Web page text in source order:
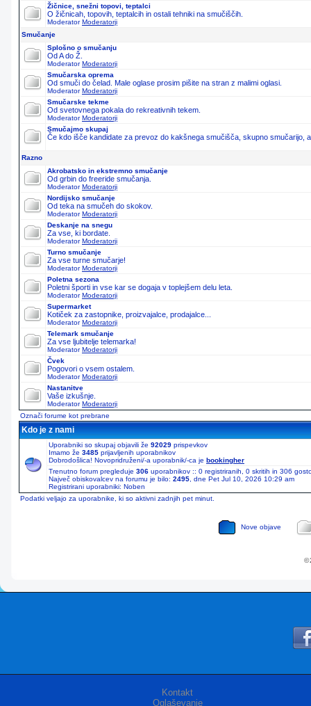
Žičnice, snežni topovi, teptalci
O žičnicah, topovih, teptalcih in ostali tehniki na smučiščih.
ModeratorModeratorji
Smučanje
Splošno o smučanju
Od A do Ž.
ModeratorModeratorji
Smučarska oprema
Od smuči do čelad. Male oglase prosim pišite na stran z malimi oglasi.
ModeratorModeratorji
Smučarske tekme
Od svetovnega pokala do rekreativnih tekem.
ModeratorModeratorji
Smučajmo skupaj
Če kdo išče kandidate za prevoz do kakšnega smučišča, skupno smučarijo,
Razno
Akrobatsko in ekstremno smučanje
Od grbin do freeride smučanja.
ModeratorModeratorji
Nordijsko smučanje
Od teka na smučeh do skokov.
ModeratorModeratorji
Deskanje na snegu
Za vse, ki bordate.
ModeratorModeratorji
Turno smučanje
Za vse turne smučarje!
ModeratorModeratorji
Poletna sezona
Poletni športi in vse kar se dogaja v toplejšem delu leta.
ModeratorModeratorji
Supermarket
Kotiček za zastopnike, proizvajalce, prodajalce...
ModeratorModeratorji
Telemark smučanje
Za vse ljubitelje telemarka!
ModeratorModeratorji
Čvek
Pogovori o vsem ostalem.
ModeratorModeratorji
Nastanitve
Vaše izkušnje.
ModeratorModeratorji
Označi forume kot prebrane
Kdo je z nami
Uporabniki so skupaj objavili že 92029 prispevkov
Imamo že 3485 prijavljenih uporabnikov
Dobrodošlica! Novopridruženi/-a uporabnik/-ca je bookingher
Trenutno forum pregleduje 306 uporabnikov :: 0 registriranih, 0 skritih in 306
Največ obiskovalcev na forumu je bilo: 2495 , dne Pet Jul 10, 2026 10:29 am
Registrirani uporabniki: Noben
Podatki veljajo za uporabnike, ki so aktivni zadnjih pet minut.
Nove objave
©
Kontakt
Oglaševanje